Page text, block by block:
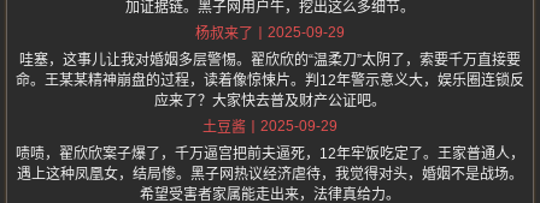
加证据链。黑子网用户牛，挖出这么多细节。
杨叔来了
2025-09-29
哇塞，这事儿让我对婚姻多层警惕。翟欣欣的“温柔刀”太阴了，索要千万直接要
命。王某某精神崩盘的过程，读着像惊悚片。判12年警示意义大，娱乐圈连锁反
应来了？大家快去普及财产公证吧。
土豆酱
2025-09-29
啧啧，翟欣欣案子爆了，千万逼宫把前夫逼死，12年牢饭吃定了。王家普通人，
遇上这种凤凰女，结局惨。黑子网热议经济虐待，我觉得对头，婚姻不是战场。
希望受害者家属能走出来，法律真给力。